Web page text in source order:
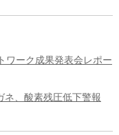
ワーク成果発表会レポー
ネ、酸素残圧低下警報